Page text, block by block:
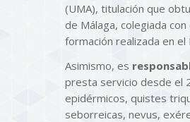
(UMA), titulación que
de Málaga, colegiada
formación realizada en
Asimismo, es
presta servicio desde el
epidérmicos, quistes
seborreicas, nevus,